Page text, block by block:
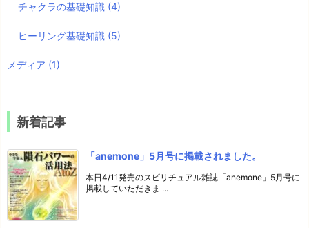
チャクラの基礎知識 (4)
ヒーリング基礎知識 (5)
メディア (1)
新着記事
「anemone」5月号に掲載されました。
本日4/11発売のスピリチュアル雑誌「anemone」5月号に
掲載していただきま ...